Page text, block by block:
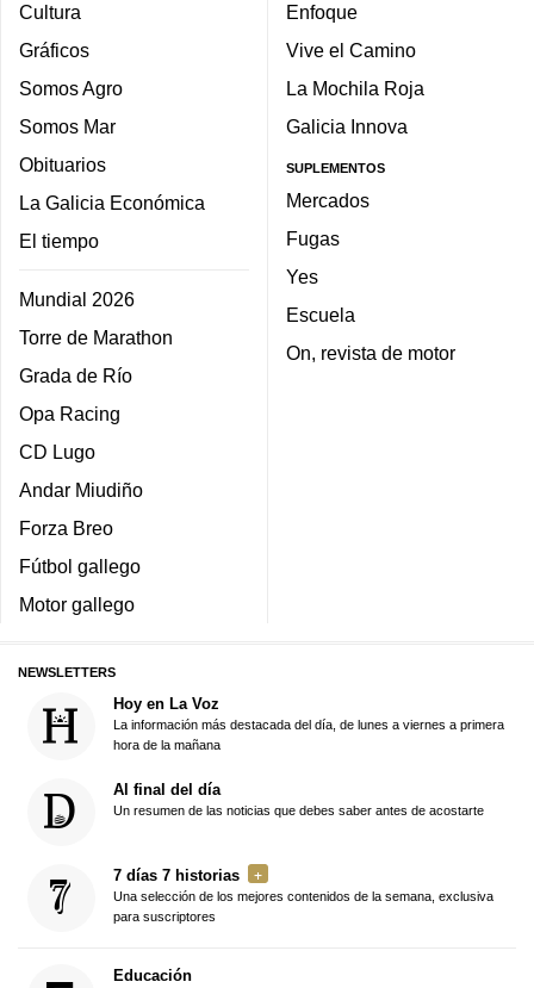
Cultura
Gráficos
Somos Agro
Somos Mar
Obituarios
La Galicia Económica
El tiempo
Mundial 2026
Torre de Marathon
Grada de Río
Opa Racing
CD Lugo
Andar Miudiño
Forza Breo
Fútbol gallego
Motor gallego
Enfoque
Vive el Camino
La Mochila Roja
Galicia Innova
SUPLEMENTOS
Mercados
Fugas
Yes
Escuela
On, revista de motor
NEWSLETTERS
Hoy en La Voz
La información más destacada del día, de lunes a viernes a primera
hora de la mañana
Al final del día
Un resumen de las noticias que debes saber antes de acostarte
7 días 7 historias
Una selección de los mejores contenidos de la semana, exclusiva
para suscriptores
Educación